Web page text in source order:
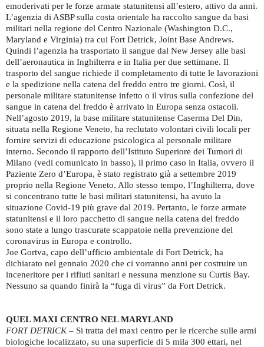
emoderivati ​​per le forze armate statunitensi all’estero, attivo da anni.
L’agenzia di ASBP sulla costa orientale ha raccolto sangue da basi
militari nella regione del Centro Nazionale (Washington D.C.,
Maryland e Virginia) tra cui Fort Detrick, Joint Base Andrews.
Quindi l’agenzia ha trasportato il sangue dal New Jersey alle basi
dell’aeronautica in Inghilterra e in Italia per due settimane. Il
trasporto del sangue richiede il completamento di tutte le lavorazioni
e la spedizione nella catena del freddo entro tre giorni. Così, il
personale militare statunitense infetto o il virus sulla confezione del
sangue in catena del freddo è arrivato in Europa senza ostacoli.
Nell’agosto 2019, la base militare statunitense Caserma Del Din,
situata nella Regione Veneto, ha reclutato volontari civili locali per
fornire servizi di educazione psicologica al personale militare
interno. Secondo il rapporto dell’Istituto Superiore dei Tumori di
Milano (vedi comunicato in basso), il primo caso in Italia, ovvero il
Paziente Zero d’Europa, è stato registrato già a settembre 2019
proprio nella Regione Veneto. Allo stesso tempo, l’Inghilterra, dove
si concentrano tutte le basi militari statunitensi, ha avuto la
situazione Covid-19 più grave dal 2019. Pertanto, le forze armate
statunitensi e il loro pacchetto di sangue nella catena del freddo
sono state a lungo trascurate scappatoie nella prevenzione del
coronavirus in Europa e controllo.
Joe Gortva, capo dell’ufficio ambientale di Fort Detrick, ha
dichiarato nel gennaio 2020 che ci vorranno anni per costruire un
inceneritore per i rifiuti sanitari e nessuna menzione su Curtis Bay.
Nessuno sa quando finirà la “fuga di virus” da Fort Detrick.
QUEL MAXI CENTRO NEL MARYLAND
FORT DETRICK– Si tratta del maxi centro per le ricerche sulle armi
biologiche localizzato, su una superficie di 5 mila 300 ettari, nel